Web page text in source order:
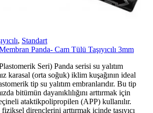
, Standart
Panda- Cam Tülü Taşıyıcılı 3mm
Seri) Panda serisi su yalıtım
karasal (orta soğuk) iklim kuşağının ideal
tip su yalıtım embranlarıdır. Bu tip
bitümün dayanıklılığını arttırmak için
ataktikpolipropilen (APP) kullanılır.
dirençlerini arttırmak içinde taşıyıcı